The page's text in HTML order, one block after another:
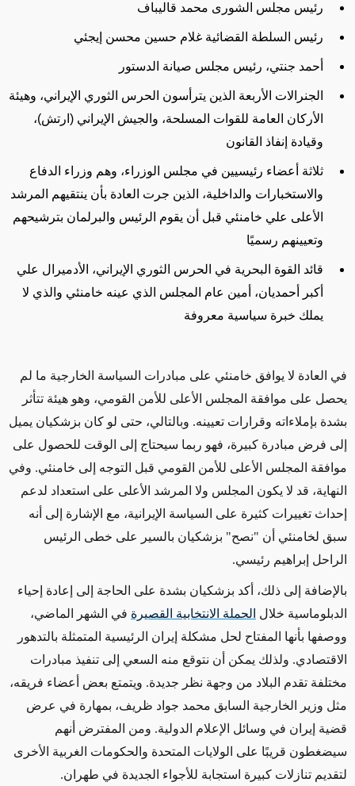
رئيس مجلس الشورى محمد قاليباف
رئيس السلطة القضائية غلام حسين محسن إيجئي
أحمد جنتي، رئيس مجلس صيانة الدستور
الجنرالات الأربعة الذين يترأسون الحرس الثوري الإيراني، وهيئة
الأركان العامة للقوات المسلحة، والجيش الإيراني (ارتش)،
وقيادة إنفاذ القانون
ثلاثة أعضاء رئيسيين في مجلس الوزراء، وهم وزراء الدفاع
والاستخبارات والداخلية، الذين جرت العادة بأن ينتقيهم المرشد
الأعلى علي خامنئي قبل أن يقوم الرئيس والبرلمان بترشيحهم
وتعيينهم رسميًا
قائد القوة البحرية في الحرس الثوري الإيراني، الأدميرال علي
أكبر أحمديان، أمين عام المجلس الذي عينه خامنئي والذي لا
يملك خبرة سياسية معروفة
في العادة لا يوافق خامنئي على مبادرات السياسة الخارجية ما لم
يحصل على موافقة المجلس الأعلى للأمن القومي، وهو هيئة تتأثر
بشدة بإملاءاته وقرارات تعيينه. وبالتالي، حتى لو كان بزشكيان يميل
إلى فرض مبادرة كبيرة، فهو ربما سيحتاج إلى الوقت للحصول على
موافقة المجلس الأعلى للأمن القومي قبل التوجه إلى خامنئي. وفي
النهاية، قد لا يكون المجلس ولا المرشد الأعلى على استعداد لدعم
إحداث تغييرات كثيرة على السياسة الإيرانية، مع الإشارة إلى أنه
سبق لخامنئي أن "نصح" بزشكيان بالسير على خطى الرئيس
الراحل إبراهيم رئيسي.
بالإضافة إلى ذلك، أكد بزشكيان بشدة على الحاجة إلى إعادة إحياء
الدبلوماسية خلال الحملة الانتخابية القصيرة في الشهر الماضي،
ووصفها بأنها المفتاح لحل مشكلة إيران الرئيسية المتمثلة بالتدهور
الاقتصادي. ولذلك يمكن أن نتوقع منه السعي إلى تنفيذ مبادرات
مختلفة تقدم البلاد من وجهة نظر جديدة. ويتمتع بعض أعضاء فريقه،
مثل وزير الخارجية السابق محمد جواد ظريف، بمهارة في عرض
قضية إيران في وسائل الإعلام الدولية. ومن المفترض أنهم
سيضغطون قريبًا على الولايات المتحدة والحكومات الغربية الأخرى
لتقديم تنازلات كبيرة استجابة للأجواء الجديدة في طهران.